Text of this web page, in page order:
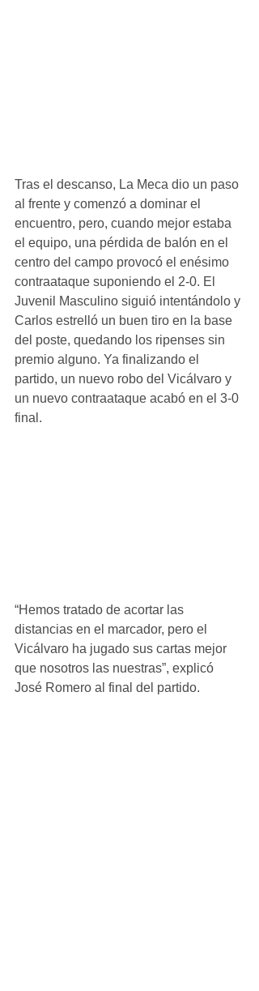
Tras el descanso, La Meca dio un paso
al frente y comenzó a dominar el
encuentro, pero, cuando mejor estaba
el equipo, una pérdida de balón en el
centro del campo provocó el enésimo
contraataque suponiendo el 2-0. El
Juvenil Masculino siguió intentándolo y
Carlos estrelló un buen tiro en la base
del poste, quedando los ripenses sin
premio alguno. Ya finalizando el
partido, un nuevo robo del Vicálvaro y
un nuevo contraataque acabó en el 3-0
final.
“Hemos tratado de acortar las
distancias en el marcador, pero el
Vicálvaro ha jugado sus cartas mejor
que nosotros las nuestras”, explicó
José Romero al final del partido.